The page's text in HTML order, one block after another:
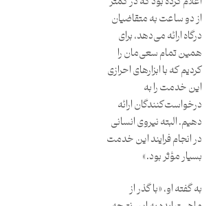
از دو ساعت به متقاضیان
درگاه ارائه می‌دهد، برای
همین تمام سعی‌مان را
کردیم که با ابزارهای احرازی
این خدمت را به
درخواست‌کنندگان ارائه
دهیم. البته نیروی انسانی
در انجام فرایند این خدمت
بسیار مؤثر بود.»
به گفته او، «با گذر از